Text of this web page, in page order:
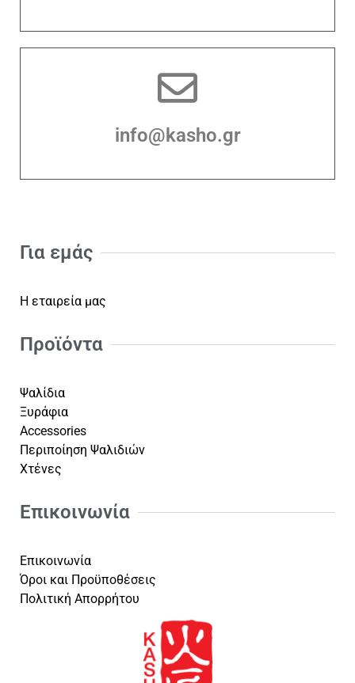
info@kasho.gr
Για εμάς
Η εταιρεία μας
Προϊόντα
Ψαλίδια
Ξυράφια
Accessories
Περιποίηση Ψαλιδιών
Χτένες
Επικοινωνία
Επικοινωνία
Όροι και Προϋποθέσεις
Πολιτική Απορρήτου